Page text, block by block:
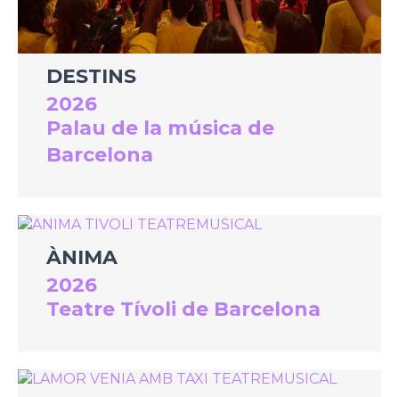
DESTINS
2026
Palau de la música de
Barcelona
ÀNIMA
2026
Teatre Tívoli de Barcelona